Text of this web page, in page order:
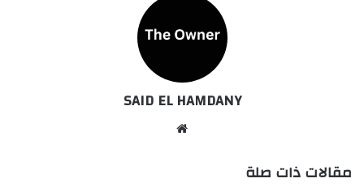
SAID EL HAMDANY
مقالات ذات صلة